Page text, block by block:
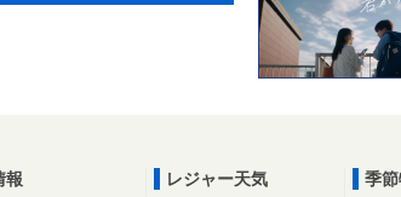
報
レジャー天気
季